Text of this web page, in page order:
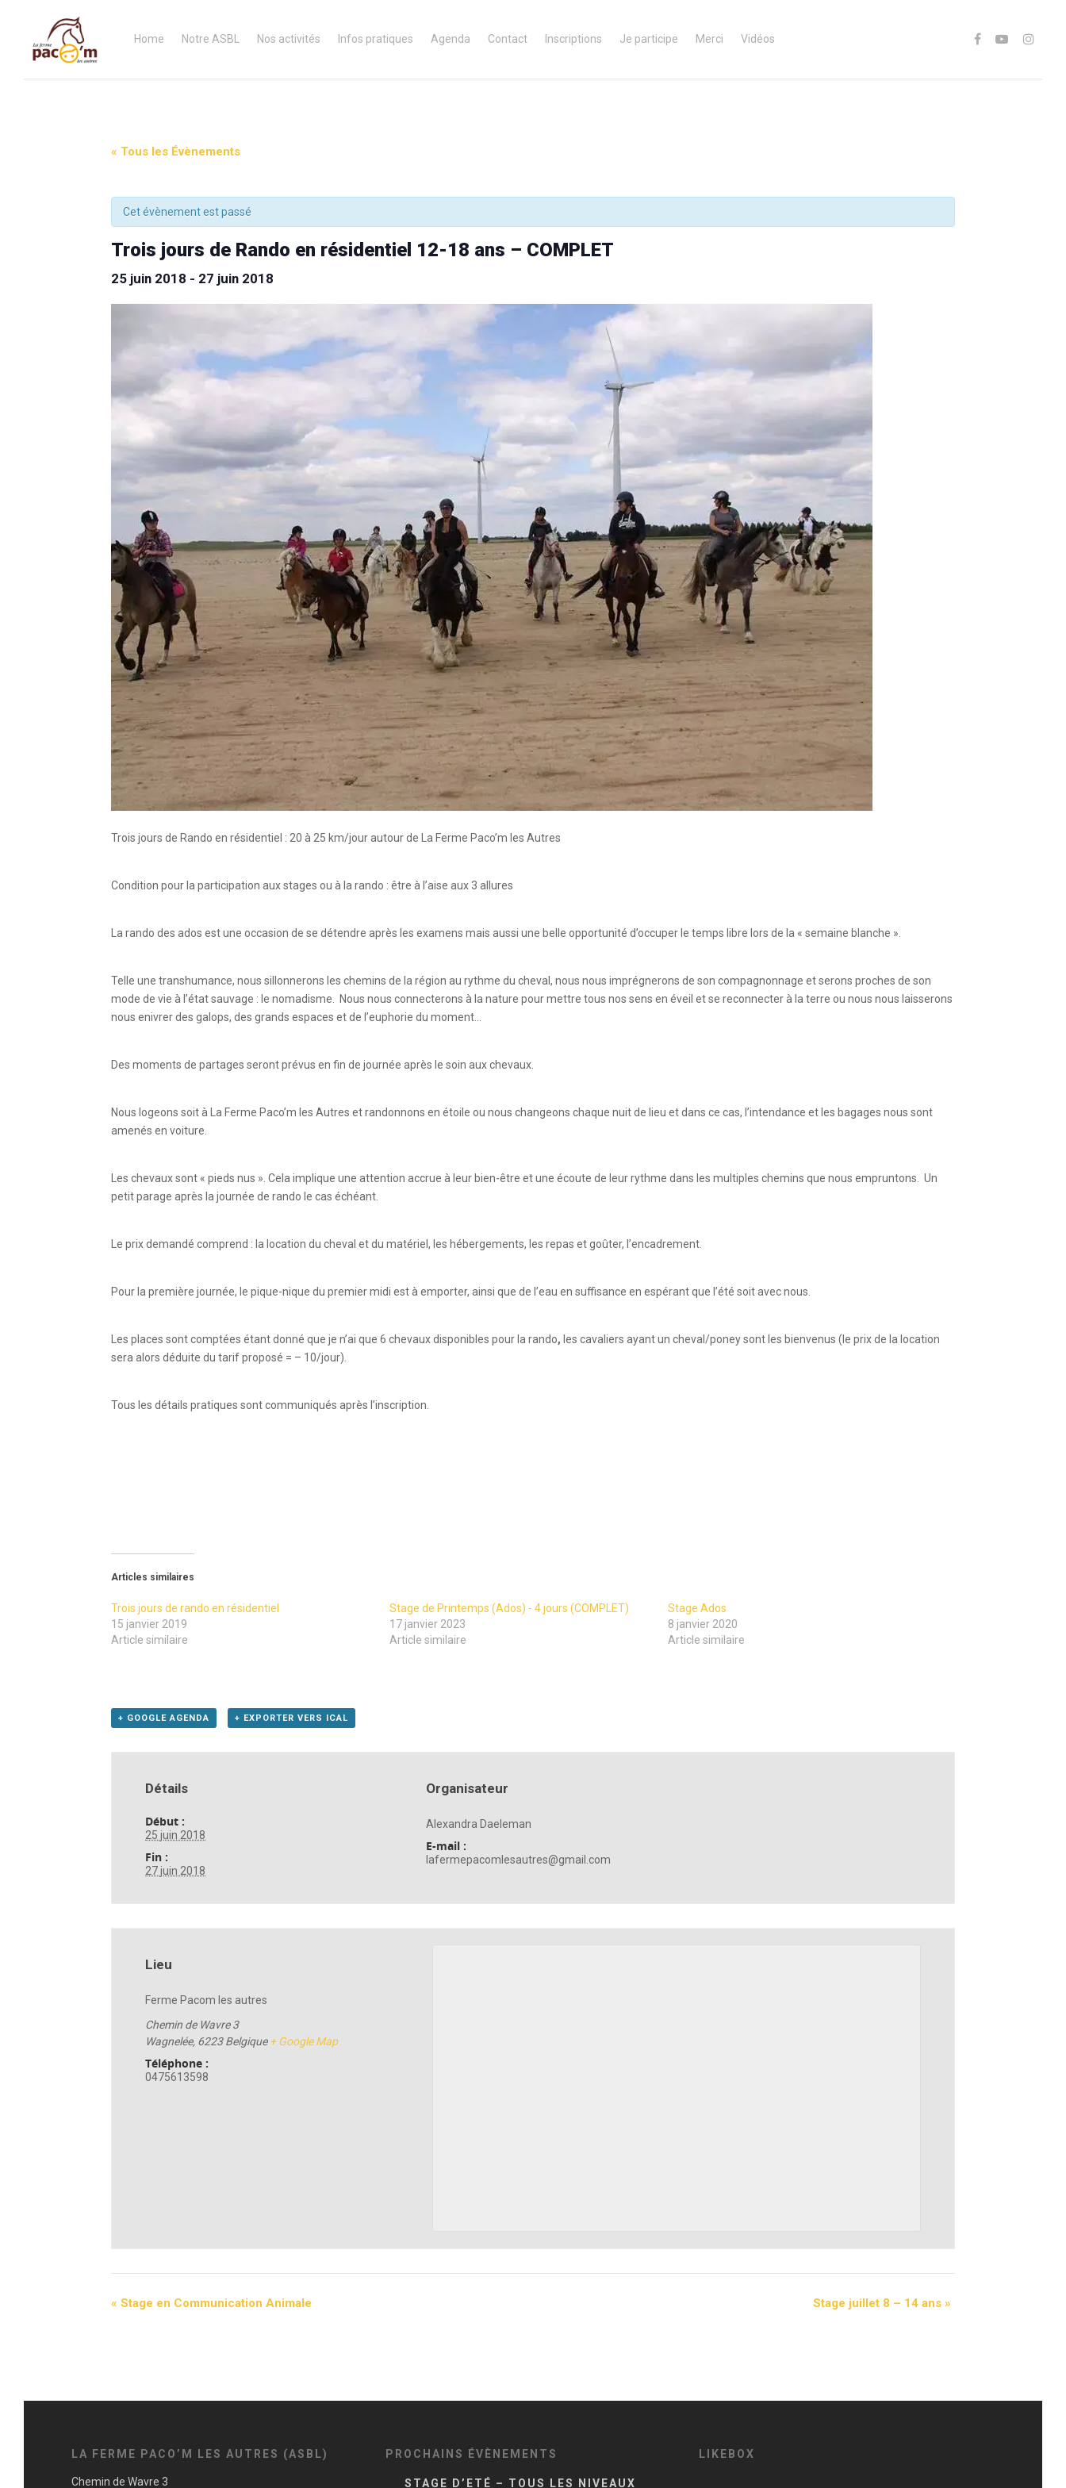
Home Notre ASBL Nos activités Infos pratiques Agenda Contact Inscriptions Je participe Merci Vidéos
« Tous les Évènements
Cet évènement est passé
Trois jours de Rando en résidentiel 12-18 ans – COMPLET
25 juin 2018 - 27 juin 2018
Trois jours de Rando en résidentiel : 20 à 25 km/jour autour de La Ferme Paco’m les Autres
Condition pour la participation aux stages ou à la rando : être à l’aise aux 3 allures
La rando des ados est une occasion de se détendre après les examens mais aussi une belle opportunité d’occuper le temps libre lors de la « semaine blanche ».
Telle une transhumance, nous sillonnerons les chemins de la région au rythme du cheval, nous nous imprégnerons de son compagnonnage et serons proches de son
mode de vie à l’état sauvage : le nomadisme. Nous nous connecterons à la nature pour mettre tous nos sens en éveil et se reconnecter à la terre ou nous nous laisserons
nous enivrer des galops, des grands espaces et de l’euphorie du moment…
Des moments de partages seront prévus en fin de journée après le soin aux chevaux.
Nous logeons soit à La Ferme Paco’m les Autres et randonnons en étoile ou nous changeons chaque nuit de lieu et dans ce cas, l’intendance et les bagages nous sont
amenés en voiture.
Les chevaux sont « pieds nus ». Cela implique une attention accrue à leur bien-être et une écoute de leur rythme dans les multiples chemins que nous empruntons. Un
petit parage après la journée de rando le cas échéant.
Le prix demandé comprend : la location du cheval et du matériel, les hébergements, les repas et goûter, l’encadrement.
Pour la première journée, le pique-nique du premier midi est à emporter, ainsi que de l’eau en suffisance en espérant que l’été soit avec nous.
Les places sont comptées étant donné que je n’ai que 6 chevaux disponibles pour la rando, les cavaliers ayant un cheval/poney sont les bienvenus (le prix de la location
sera alors déduite du tarif proposé = – 10/jour).
Tous les détails pratiques sont communiqués après l’inscription.
Articles similaires
Trois jours de rando en résidentiel
15 janvier 2019
Article similaire
Stage de Printemps (Ados) - 4 jours (COMPLET)
17 janvier 2023
Article similaire
Stage Ados
8 janvier 2020
Article similaire
+ GOOGLE AGENDA + EXPORTER VERS ICAL
Détails
Début :
25 juin 2018
Fin :
27 juin 2018
Organisateur
Alexandra Daeleman
E-mail :
lafermepacomlesautres@gmail.com
Lieu
Ferme Pacom les autres
Chemin de Wavre 3
Wagnelée, 6223 Belgique + Google Map
Téléphone :
0475613598
« Stage en Communication Animale Stage juillet 8 – 14 ans »
LA FERME PACO’M LES AUTRES (ASBL)
Chemin de Wavre 3
PROCHAINS ÉVÈNEMENTS
STAGE D’ETÉ – TOUS LES NIVEAUX
LIKEBOX